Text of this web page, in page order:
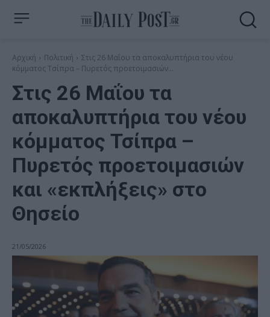
Αρχική Πολιτική
Στις 26 Μαΐου τα αποκαλυπτήρια του νέου
κόμματος Τσίπρα – Πυρετός προετοιμασιών...
Στις 26 Μαΐου τα
αποκαλυπτήρια του νέου
κόμματος Τσίπρα –
Πυρετός προετοιμασιών
και «εκπλήξεις» στο
Θησείο
21/05/2026